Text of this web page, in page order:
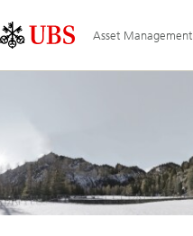
Links
Area
Asset Management